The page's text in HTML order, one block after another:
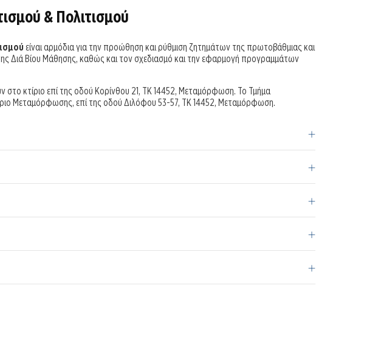
& Πολιτισμού
είναι αρμόδια για την προώθηση και ρύθμιση ζητημάτων της πρωτοβάθμιας και
Διά Βίου Μάθησης, καθώς και τον σχεδιασμό και την εφαρμογή προγραμμάτων
στο κτίριο επί της οδού Κορίνθου 21, ΤΚ 14452, Μεταμόρφωση. Το Τμήμα
Μεταμόρφωσης, επί της οδού Διλόφου 53-57, ΤΚ 14452, Μεταμόρφωση.